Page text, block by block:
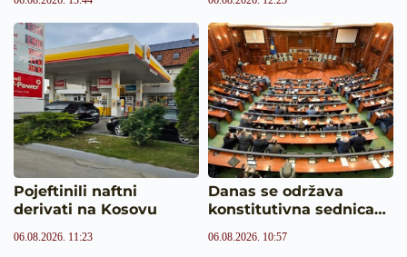
Pojeftinili naftni
derivati na Kosovu
06.08.2026. 11:23
Danas se održava
konstitutivna sednica…
06.08.2026. 10:57